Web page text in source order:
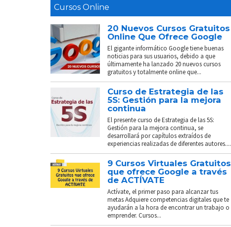
Cursos Online
20 Nuevos Cursos Gratuitos
Online Que Ofrece Google
El gigante informático Google tiene buenas
noticias para sus usuarios, debido a que
últimamente ha lanzado 20 nuevos cursos
gratuitos y totalmente online que...
Curso de Estrategia de las
5S: Gestión para la mejora
continua
El presente curso de Estrategia de las 5S:
Gestión para la mejora continua, se
desarrollará por capítulos extraídos de
experiencias realizadas de diferentes autores....
9 Cursos Virtuales Gratuitos
que ofrece Google a través
de ACTÍVATE
Actívate, el primer paso para alcanzar tus
metas Adquiere competencias digitales que te
ayudarán a la hora de encontrar un trabajo o
emprender. Cursos...